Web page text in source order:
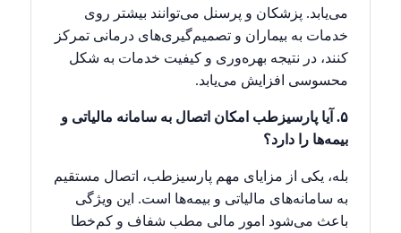
می‌یابد. پزشکان و پرسنل می‌توانند بیشتر روی
خدمات به بیماران و تصمیم‌گیری‌های درمانی تمرکز
کنند، در نتیجه بهره‌وری و کیفیت خدمات به شکل
محسوسی افزایش می‌یابد.
۵. آیا پارسیزطب امکان اتصال به سامانه مالیاتی و
بیمه‌ها را دارد؟
بله، یکی از مزایای مهم پارسیزطب، اتصال مستقیم
به سامانه‌های مالیاتی و بیمه‌ها است. این ویژگی
باعث می‌شود امور مالی مطب شفاف و کم‌خطا